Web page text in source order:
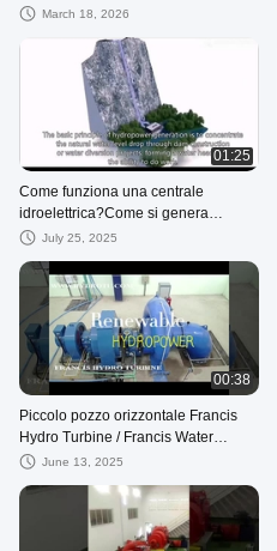
fornitore di apparecchiature
March 18, 2026
01:25
Come funziona una centrale
idroelettrica?Come si genera
l'elettricità dall'acqua?
July 25, 2025
00:38
Piccolo pozzo orizzontale Francis
Hydro Turbine / Francis Water
Turbine da 0,1 MW - 50 MW
June 13, 2025